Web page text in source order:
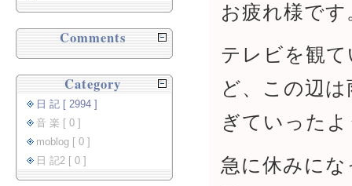
お疲れ様です
テレビを観
ど、この辺
ぎていった
急に休みに
Comments
Category
日 記 [ 2994 ]
音 楽 [ 0 ]
moblog [ 0 ]
日 記2 [ 0 ]